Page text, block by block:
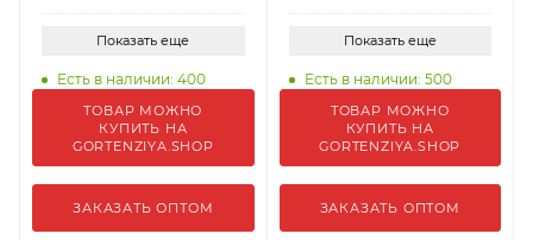
Показать еще
Есть в наличии: 400
ТОВАР МОЖНО
КУПИТЬ НА
GORTENZIYA.SHOP
ЗАКАЗАТЬ ОПТОМ
Показать еще
Есть в наличии: 500
ТОВАР МОЖНО
КУПИТЬ НА
GORTENZIYA.SHOP
ЗАКАЗАТЬ ОПТОМ